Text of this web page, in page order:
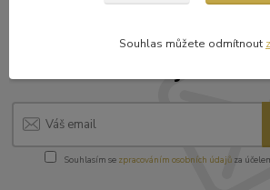
Nepropásněte
Souhlasím se zpracováním osobních údajůza
Souhlas můžete odmítnout